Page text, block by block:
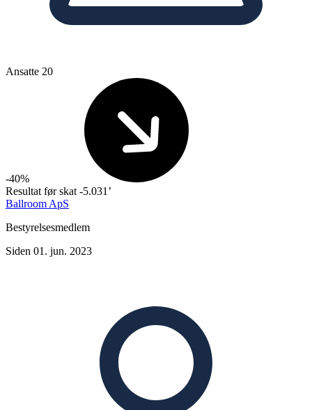
Ansatte 20
-40%
Resultat før skat -5.031’
Ballroom ApS
Bestyrelsesmedlem
Siden 01. jun. 2023